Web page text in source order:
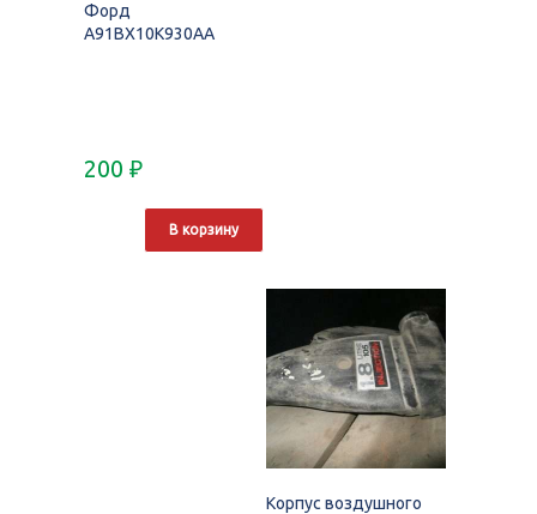
Форд
A91BX10K930AA
200 ₽
В корзину
Корпус воздушного